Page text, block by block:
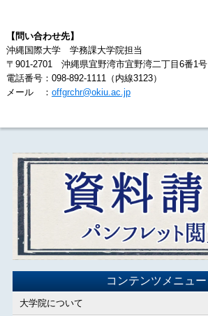
【問い合わせ先】
沖縄国際大学 学務課大学院担当
〒901-2701 沖縄県宜野湾市宜野湾二丁目6番1号
電話番号：098-892-1111（内線3123）
メール ： offgrchr@okiu.ac.jp
コンテンツメニュー
大学院について